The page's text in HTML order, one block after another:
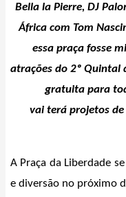
Bella la Pierre, DJ
África com Tom
essa praça fosse
atrações do 2º
gratuita para
vai terá projetos de
A Praça da Liberdade
e diversão no próximo